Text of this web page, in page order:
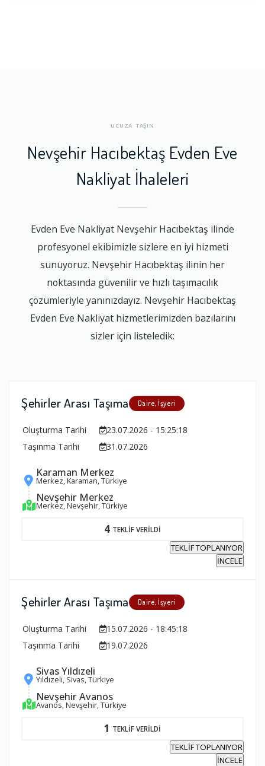
UCUZA TAŞIN
Nevşehir Hacıbektaş Evden Eve
Nakliyat İhaleleri
Evden Eve Nakliyat Nevşehir Hacıbektaş ilinde
profesyonel ekibimizle sizlere en iyi hizmeti
sunuyoruz. Nevşehir Hacıbektaş ilinin her
noktasında güvenilir ve hızlı taşımacılık
çözümleriyle yanınızdayız. Nevşehir Hacıbektaş
Evden Eve Nakliyat hizmetlerimizden bazılarını
sizler için listeledik:
Şehirler Arası Taşıma Daire, İşyeri
Oluşturma Tarihi
23.07.2026 - 15:25:18
Taşınma Tarihi
31.07.2026
Karaman Merkez
Merkez, Karaman, Türkiye
Nevşehir Merkez
Merkez, Nevşehir, Türkiye
4 TEKLİF VERİLDİ
TEKLİF TOPLANIYOR
İNCELE
Şehirler Arası Taşıma Daire, İşyeri
Oluşturma Tarihi
15.07.2026 - 18:45:18
Taşınma Tarihi
19.07.2026
Sivas Yıldızeli
Yıldızeli, Sivas, Türkiye
Nevşehir Avanos
Avanos, Nevşehir, Türkiye
1 TEKLİF VERİLDİ
TEKLİF TOPLANIYOR
İNCELE